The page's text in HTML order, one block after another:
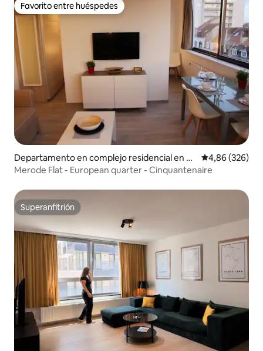
Favorito entre huéspedes
Favorito entre huéspedes
Departamento en complejo residencial en W
oluwe-Saint-Lambert
Calificación
4,86 (326)
Merode Flat - European quarter - Cinquantenaire
Superanfitrión
Superanfitrión